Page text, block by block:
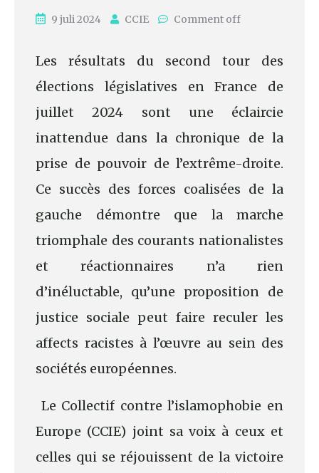
9 juli 2024 CCIE Comment off
Les résultats du second tour des
élections législatives en France de
juillet 2024 sont une éclaircie
inattendue dans la chronique de la
prise de pouvoir de l’extrême-droite.
Ce succès des forces coalisées de la
gauche démontre que la marche
triomphale des courants nationalistes
et réactionnaires n’a rien
d’inéluctable, qu’une proposition de
justice sociale peut faire reculer les
affects racistes à l’œuvre au sein des
sociétés européennes.
Le Collectif contre l’islamophobie en
Europe (CCIE) joint sa voix à ceux et
celles qui se réjouissent de la victoire